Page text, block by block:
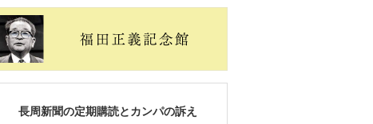
長周新聞の定期購読とカンパの訴え